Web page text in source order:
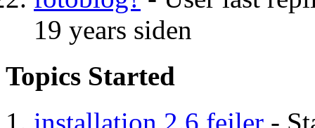
19 years siden
Topics Started